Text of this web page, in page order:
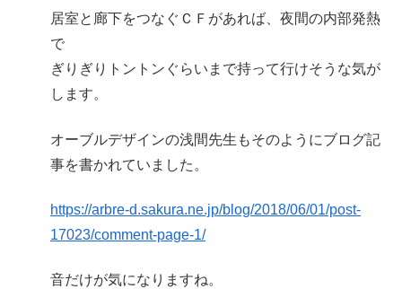
居室と廊下をつなぐＣＦがあれば、夜間の内部発熱
で
ぎりぎりトントンぐらいまで持って行けそうな気が
します。
オーブルデザインの浅間先生もそのようにブログ記
事を書かれていました。
https://arbre-d.sakura.ne.jp/blog/2018/06/01/post-
17023/comment-page-1/
音だけが気になりますね。